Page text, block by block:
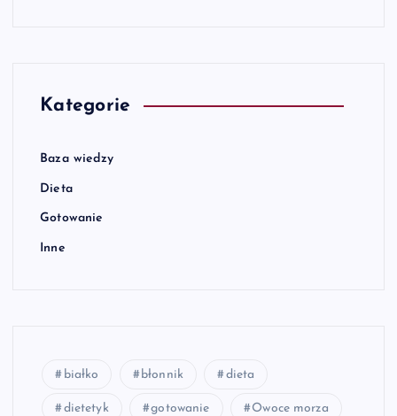
Kategorie
Baza wiedzy
Dieta
Gotowanie
Inne
białko błonnik dieta
dietetyk gotowanie Owoce morza